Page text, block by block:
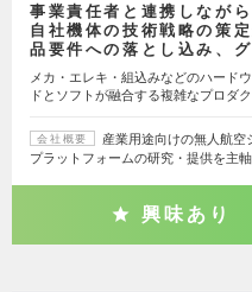
事業責任者と連携しなが
自社機体の技術戦略の策
品要件への落とし込み、
メカ・エレキ・組込みなどのハード
ドとソフトが融合する複雑なプロダ
会社概要
産業用途向けの無人航空
プラットフォームの研究・提供を主
興味あり